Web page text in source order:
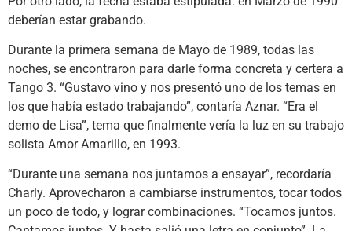
deberían estar grabando.
Durante la primera semana de Mayo de 1989, todas las
noches, se encontraron para darle forma concreta y certera a
Tango 3. “Gustavo vino y nos presentó uno de los temas en
los que había estado trabajando”, contaría Aznar. “Era el
demo de Lisa”, tema que finalmente vería la luz en su trabajo
solista Amor Amarillo, en 1993.
“Durante una semana nos juntamos a ensayar”, recordaría
Charly. Aprovecharon a cambiarse instrumentos, tocar todos
un poco de todo, y lograr combinaciones. “Tocamos juntos.